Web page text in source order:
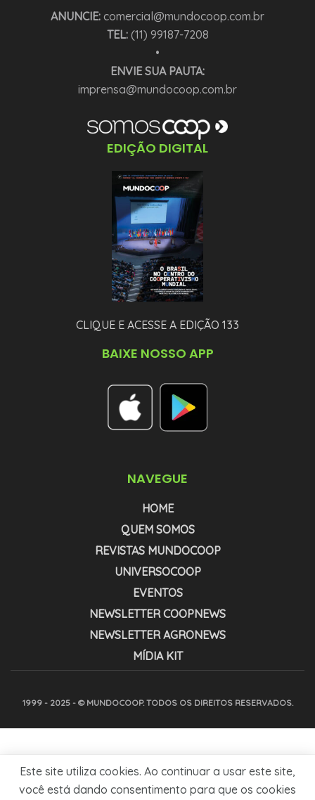
ANUNCIE: comercial@mundocoop.com.br
TEL:(11) 99187-7208
•
ENVIE SUA PAUTA:
imprensa@mundocoop.com.br
EDIÇÃO DIGITAL
CLIQUE E ACESSE A EDIÇÃO 133
BAIXE NOSSO APP
NAVEGUE
HOME
QUEM SOMOS
REVISTAS MUNDOCOOP
UNIVERSOCOOP
EVENTOS
NEWSLETTER COOPNEWS
NEWSLETTER AGRONEWS
MÍDIA KIT
1999 - 2025 - © MUNDOCOOP. TODOS OS DIREITOS RESERVADOS.
Este site utiliza cookies. Ao continuar a usar este site,
você está dando consentimento para que os cookies